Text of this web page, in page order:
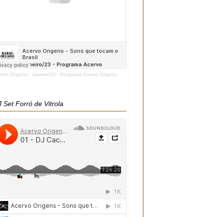
Origens · Janeiro/23 - Programa Acervo Origens
Set Forró de Vitrola